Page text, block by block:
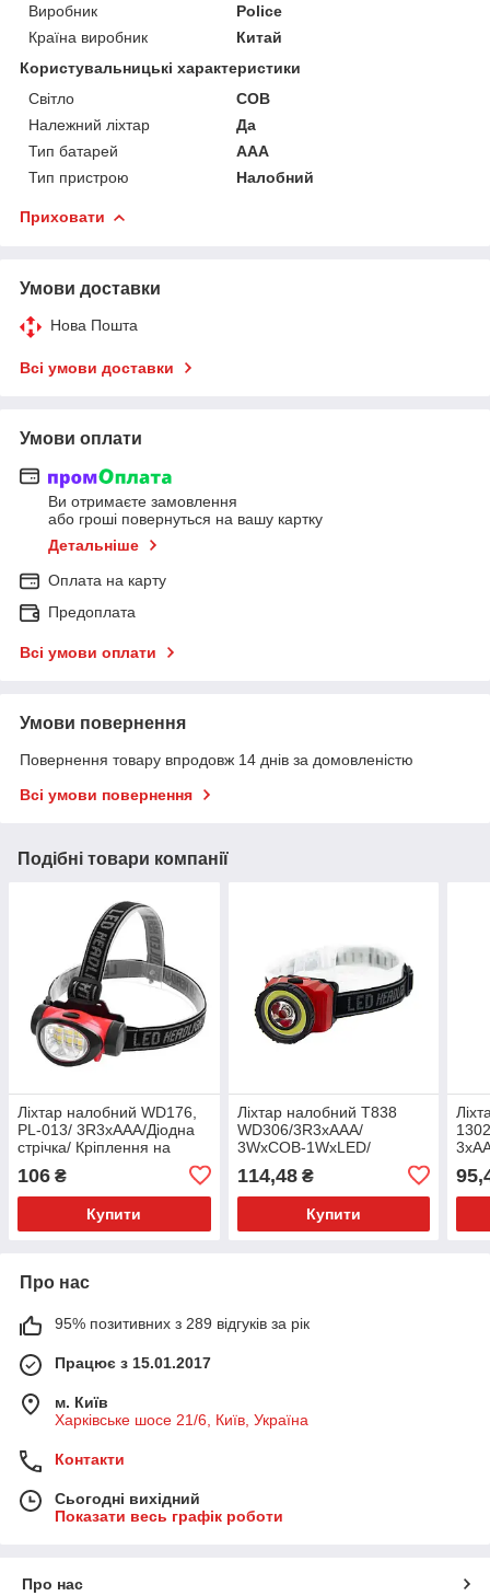
Виробник
Police
Країна виробник
Китай
Користувальницькі характеристики
Світло
COB
Належний ліхтар
Да
Тип батарей
AAA
Тип пристрою
Налобний
Приховати
Умови доставки
Нова Пошта
Всі умови доставки
Умови оплати
Ви отримаєте замовлення
або гроші повернуться на вашу картку
Детальніше
Оплата на карту
Предоплата
Всі умови оплати
Умови повернення
Повернення товару впродовж 14 днів за домовленістю
Всі умови повернення
Подібні товари компанії
Ліхтар налобний WD176,
PL-013/ 3R3xAAA/Діодна
стрічка/ Кріплення на
106 ₴
Купити
Ліхтар налобний T838
WD306/3R3xAAA/
3WxCOB-1WxLED/
114,48₴
Купити
Про нас
95% позитивних з 289 відгуків за рік
Працює з 15.01.2017
м. Київ
Харківське шосе 21/6, Київ, Україна
Контакти
Сьогодні вихідний
Показати весь графік роботи
Про нас